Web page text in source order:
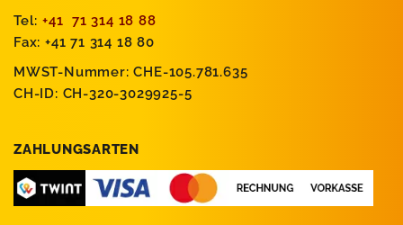
Tel: +41 71 314 18 88
Fax: +41 71 314 18 80
MWST-Nummer: CHE-105.781.635
CH-ID: CH-320-3029925-5
ZAHLUNGSARTEN